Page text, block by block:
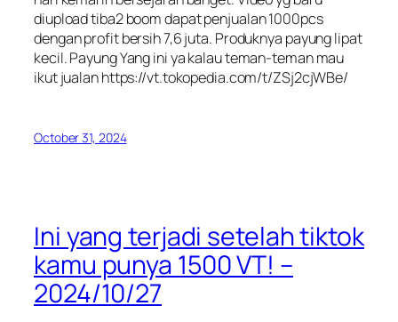
diupload tiba2 boom dapat penjualan 1000pcs
dengan profit bersih 7,6 juta. Produknya payung lipat
kecil. Payung Yang ini ya kalau teman-teman mau
ikut jualan https://vt.tokopedia.com/t/ZSj2cjWBe/
October 31, 2024
Ini yang terjadi setelah tiktok
kamu punya 1500 VT! –
2024/10/27